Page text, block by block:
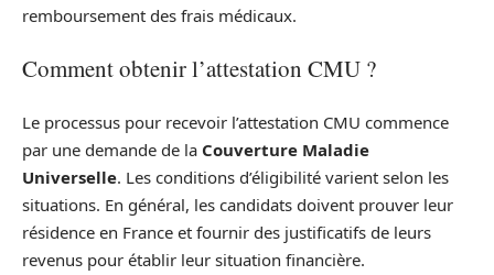
remboursement des frais médicaux.
Comment obtenir l’attestation CMU ?
Le processus pour recevoir l’attestation CMU commence
par une demande de la Couverture Maladie
Universelle. Les conditions d’éligibilité varient selon les
situations. En général, les candidats doivent prouver leur
résidence en France et fournir des justificatifs de leurs
revenus pour établir leur situation financière.